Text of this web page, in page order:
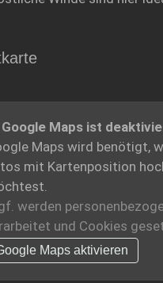
Google Maps ist
Maps wird benötigt,
mit Kartenposition
werden
und Cookies
Maps aktivieren